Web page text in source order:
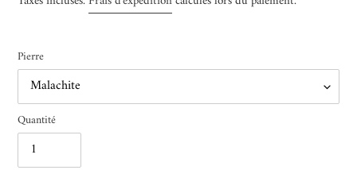
Pierre
Quantité